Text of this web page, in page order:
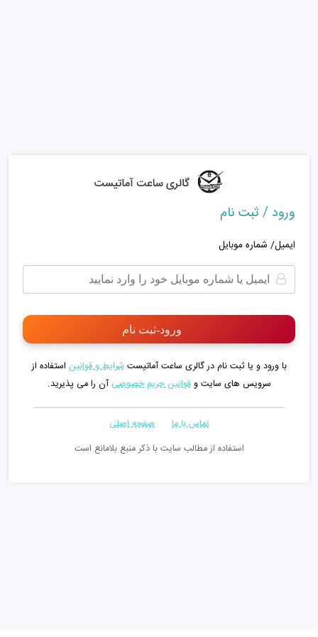
ورود / ثبت نام
ایمیل/ شماره موبایل
با ورود و یا ثبت نام در گالری ساعت آماتیست شرایط و قوانین استفاده از
سرویس های سایت وقوانین حریم خصوصی آن را می پذیرید.
تماس با ما
صفحه اصلی
استفاده از مطالب سایت با ذکر منبع بلامانع است